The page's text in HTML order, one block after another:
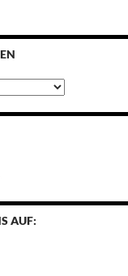
AUF: